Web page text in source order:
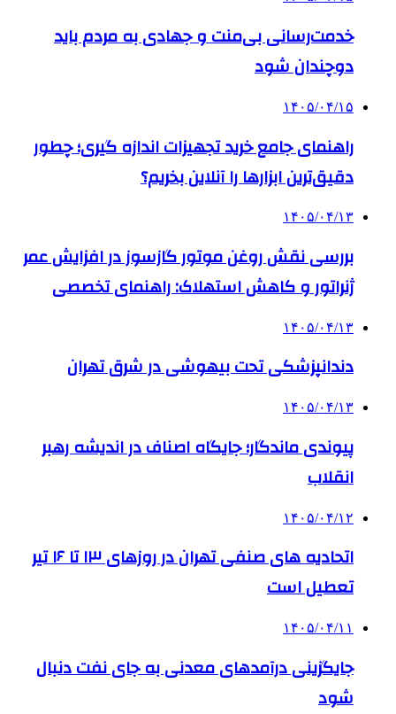
خدمت‌رسانی بی‌منت و جهادی به مردم باید
دوچندان شود
۱۴۰۵/۰۴/۱۵
راهنمای جامع خرید تجهیزات اندازه گیری؛ چطور
دقیق‌ترین ابزارها را آنلاین بخریم؟
۱۴۰۵/۰۴/۱۳
بررسی نقش روغن موتور گازسوز در افزایش عمر
ژنراتور و کاهش استهلاک: راهنمای تخصصی
۱۴۰۵/۰۴/۱۳
دندانپزشکی تحت بیهوشی در شرق تهران
۱۴۰۵/۰۴/۱۳
پیوندی ماندگار؛ جایگاه اصناف در اندیشه رهبر
انقلاب
۱۴۰۵/۰۴/۱۲
اتحادیه های صنفی تهران در روزهای ۱۳ تا ۱۶ تیر
تعطیل است
۱۴۰۵/۰۴/۱۱
جایگزینی درآمدهای معدنی به جای نفت دنبال
شود